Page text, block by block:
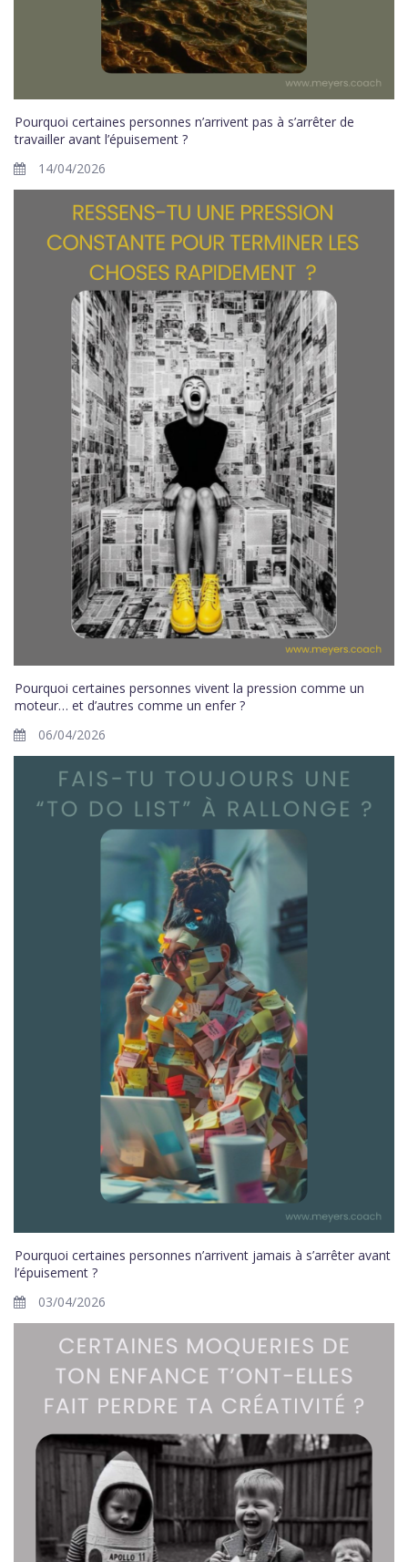
Pourquoi certaines personnes n’arrivent pas à s’arrêter de
travailler avant l’épuisement ?
14/04/2026
Pourquoi certaines personnes vivent la pression comme un
moteur… et d’autres comme un enfer ?
06/04/2026
Pourquoi certaines personnes n’arrivent jamais à s’arrêter avant
l’épuisement ?
03/04/2026